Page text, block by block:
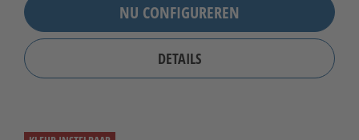
NU CONFIGUREREN
DETAILS